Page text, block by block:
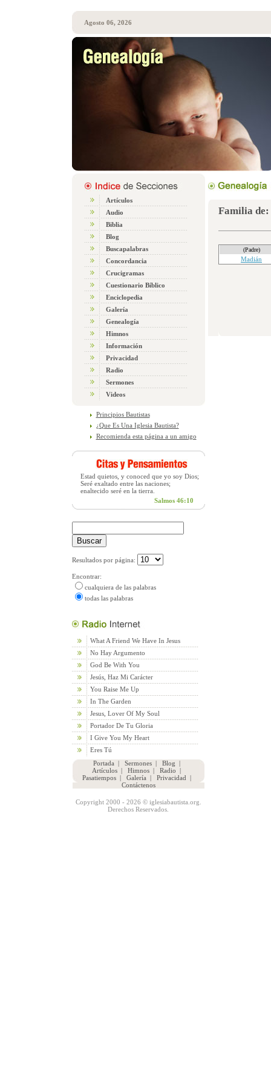
Agosto 06, 2026
Artículos
Audio
Biblia
Blog
Buscapalabras
Concordancia
Crucigramas
Cuestionario Bíblico
Enciclopedia
Galería
Genealogía
Himnos
Información
Privacidad
Radio
Sermones
Videos
Principios Bautistas
¿Que Es Una Iglesia Bautista?
Recomienda esta página a un amigo
Estad quietos, y conoced que yo soy Dios;
Seré exaltado entre las naciones;
enaltecido seré en la tierra.
Salmos 46:10
Resultados por página:
Encontrar:
cualquiera de las palabras
todas las palabras
What A Friend We Have In Jesus
No Hay Argumento
God Be With You
Jesús, Haz Mi Carácter
You Raise Me Up
In The Garden
Jesus, Lover Of My Soul
Portador De Tu Gloria
I Give You My Heart
Eres Tú
Familia de:
(Padre)
Madián
Portada | Sermones| Blog |
Artículos | Himnos | Radio |
Pasatiempos| Galería | Privacidad |
Contáctenos
Copyright 2000 - 2026 © iglesiabautista.org.
Derechos Reservados.